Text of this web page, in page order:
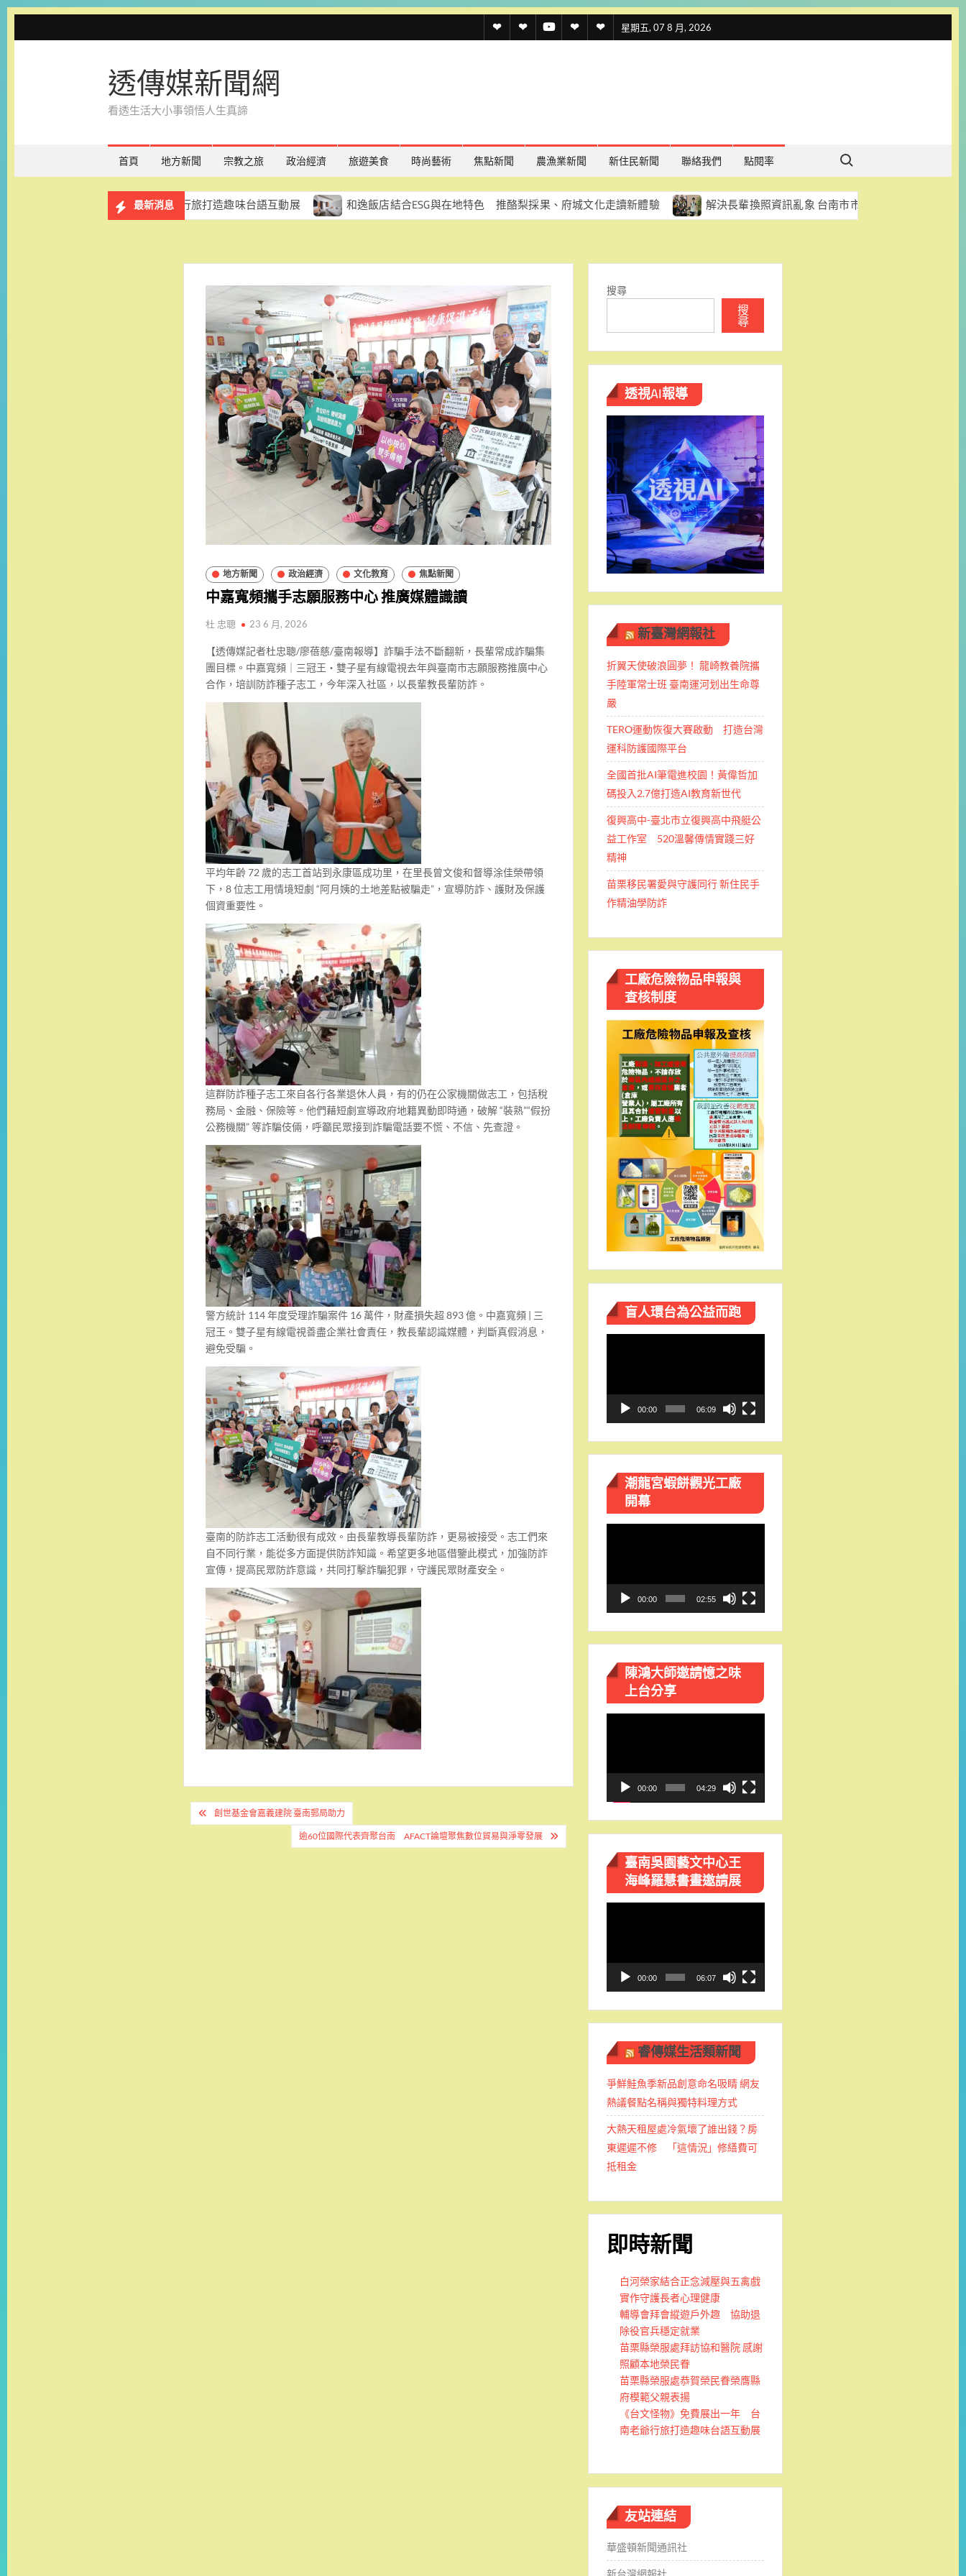
to
星期五, 07 8 月, 2026
透 透
名
透 聯 官
透傳媒新聞網
看透生活大小事領悟人生真諦
首頁 地方新聞 宗教之旅 政治經濟 旅遊美食 時尚藝術 焦點新聞 農漁業新聞 新住民新聞 聯絡我們 點閱率
Search for:
最新消息
費展出一年 台南老爺行旅打造趣味台語互動展 和逸飯店結合ESG與在地特色 推酪梨採果、府城文化走讀新體驗 解決長輩換照資訊亂象 台南市市議員陳怡珍促每區每月至少辦一場
地方新聞 政治經濟 文化教育 焦點新聞
中嘉寬頻攜手志願服務中心 推廣媒體識讀
杜 忠聰 23 6 月, 2026
【透傳媒記者杜忠聰/廖蓓慈/臺南報導】詐騙手法不斷翻新，長輩常成詐騙集
團目標。中嘉寬頻｜三冠王・雙子星有線電視去年與臺南市志願服務推廣中心
合作，培訓防詐種子志工，今年深入社區，以長輩教長輩防詐。
平均年齡 72 歲的志工首站到永康區成功里，在里長曾文俊和督導涂佳榮帶領
下，8 位志工用情境短劇 “阿月姨的土地差點被騙走”，宣導防詐、護財及保護
個資重要性。
這群防詐種子志工來自各行各業退休人員，有的仍在公家機關做志工，包括稅
務局、金融、保險等。他們藉短劇宣導政府地籍異動即時通，破解 “裝熟”“假扮
公務機關” 等詐騙伎倆，呼籲民眾接到詐騙電話要不慌、不信、先查證。
警方統計 114 年度受理詐騙案件 16 萬件，財產損失超 893 億。中嘉寬頻 | 三
冠王。雙子星有線電視善盡企業社會責任，教長輩認識媒體，判斷真假消息，
避免受騙。
臺南的防詐志工活動很有成效。由長輩教導長輩防詐，更易被接受。志工們來
自不同行業，能從多方面提供防詐知識。希望更多地區借鑒此模式，加強防詐
宣傳，提高民眾防詐意識，共同打擊詐騙犯罪，守護民眾財產安全。
文
章
創世基金會嘉義建院 臺南郵局助力
逾60位國際代表齊聚台南 AFACT論壇聚焦數位貿易與淨零發展
搜尋
搜
尋
透視AI報導
新臺灣網報社
折翼天使破浪圓夢！ 龍崎教養院攜
手陸軍常士班 ​臺南運河划出生命尊
嚴
TERO運動恢復大賽啟動 打造台灣
運科防護國際平台
全國首批AI筆電進校園！黃偉哲加
碼投入2.7億打造AI教育新世代
復興高中-臺北市立復興高中飛艇公
益工作室 520溫馨傳情實踐三好
精神
苗栗移民署愛與守護同行 新住民手
作精油學防詐
工廠危險物品申報與
查核制度
盲人環台​為公益而跑
放
00:00 06:09
潮龍宮蝦餅觀光工廠
開幕
00:00 02:55
陳鴻大師邀請憶之味
上台分享
放
00:00 04:29
臺南吳園藝文中心王
海峰羅慧書畫邀請展
00:00 06:07
睿傳媒生活類新聞
爭鮮鮭魚季新品創意命名吸睛 網友
熱議餐點名稱與獨特料理方式
大熱天租屋處冷氣壞了誰出錢？房
東遲遲不修 「這情況」修繕費可
抵租金
即時新聞
白河榮家結合正念減壓與五禽戲
實作守護長者心理健康
輔導會拜會縱遊戶外趣 協助退
除役官兵穩定就業
苗栗縣榮服處拜訪協和醫院 感謝
照顧本地榮民眷
苗栗縣榮服處恭賀榮民眷榮膺縣
府模範父親表揚
《台文怪物》免費展出一年 台
南老爺行旅打造趣味台語互動展
友站連結
華盛頓新聞通訊社